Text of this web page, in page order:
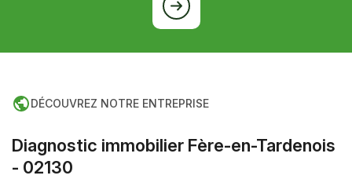
DÉCOUVREZ NOTRE ENTREPRISE
Diagnostic immobilier Fère-en-Tardenois
- 02130